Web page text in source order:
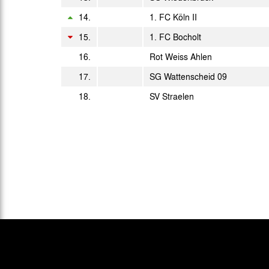
Sa. 29.04.2023
14:00 Uhr
Fr. 05.05.2023
Sa. 13.05.2023
14:00 Uhr
14. 1. FC Köln II
15. 1. FC Bocholt
16. Rot Weiss Ahlen
17. SG Wattenscheid 09
18. SV Straelen